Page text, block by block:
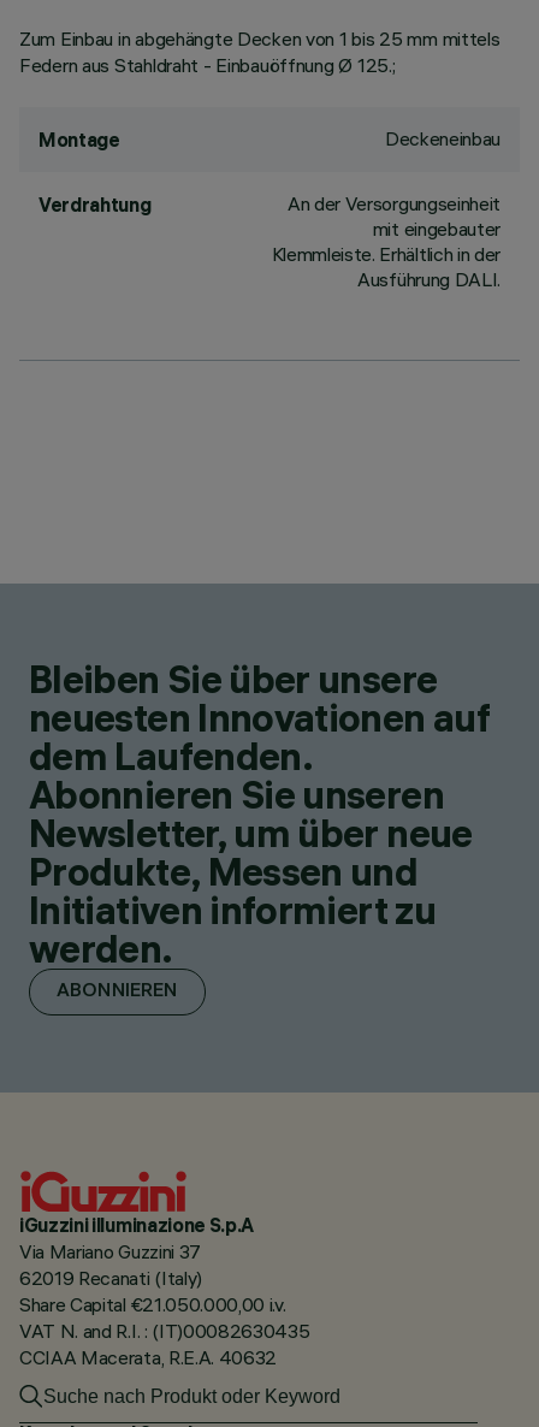
Zum Einbau in abgehängte Decken von 1 bis 25 mm mittels
Federn aus Stahldraht - Einbauöffnung Ø 125.;
Montage Deckeneinbau
Verdrahtung
An der Versorgungseinheit
mit eingebauter
Klemmleiste. Erhältlich in der
Ausführung DALI.
Bleiben Sie über unsere
neuesten Innovationen auf
dem Laufenden.
Abonnieren Sie unseren
Newsletter, um über neue
Produkte, Messen und
Initiativen informiert zu
werden.
ABONNIEREN
iGuzzini illuminazione S.p.A
Via Mariano Guzzini 37
62019 Recanati (Italy)
Share Capital €21.050.000,00 i.v.
VAT N. and R.I. : (IT)00082630435
CCIAA Macerata, R.E.A. 40632